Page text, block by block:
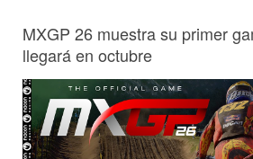
MXGP 26 muestra su primer
llegará en octubre